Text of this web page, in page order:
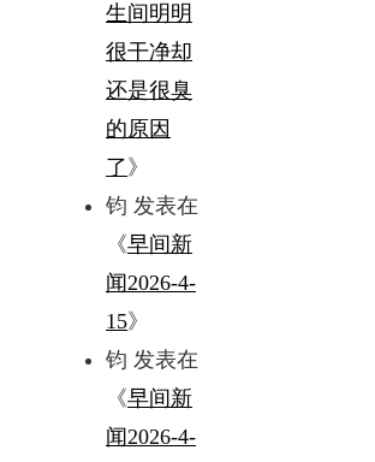
生间明明
很干净却
还是很臭
的原因
了 》
钧 发表在
《早间新
闻2026-4-
15》
钧 发表在
《早间新
闻2026-4-